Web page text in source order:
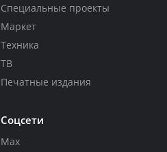
Специальные проекты
Маркет
Техника
ТВ
Печатные издания
Соцсети
Max